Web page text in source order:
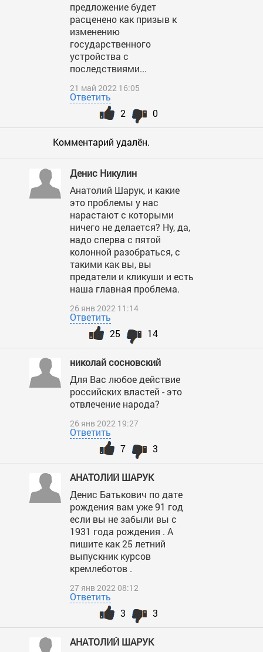
предложение будет
расценено как призыв к
изменению
государственного
устройства с
последствиями...
21 май 2022 16:05
Ответить
0
2
Комментарий удалён.
Денис Никулин
Анатолий Шарук, и какие
это проблемы у нас
нарастают с которыми
ничего не делается? Ну, да,
надо сперва с пятой
колонной разобраться, с
такими как вы, вы
предатели и кликуши и есть
наша главная проблема.
26 янв 2022 11:14
Ответить
14
25
николай сосновский
Для Вас любое действие
российских властей - это
отвлечение народа?
26 янв 2022 19:27
Ответить
3
7
АНАТОЛИЙ ШАРУК
Денис Батькович по дате
рождения вам уже 91 год
если вы не забыли вы с
1931 года рождения . А
пишите как 25 летний
выпускник курсов
кремлеботов .
27 янв 2022 08:12
Ответить
3
3
АНАТОЛИЙ ШАРУК